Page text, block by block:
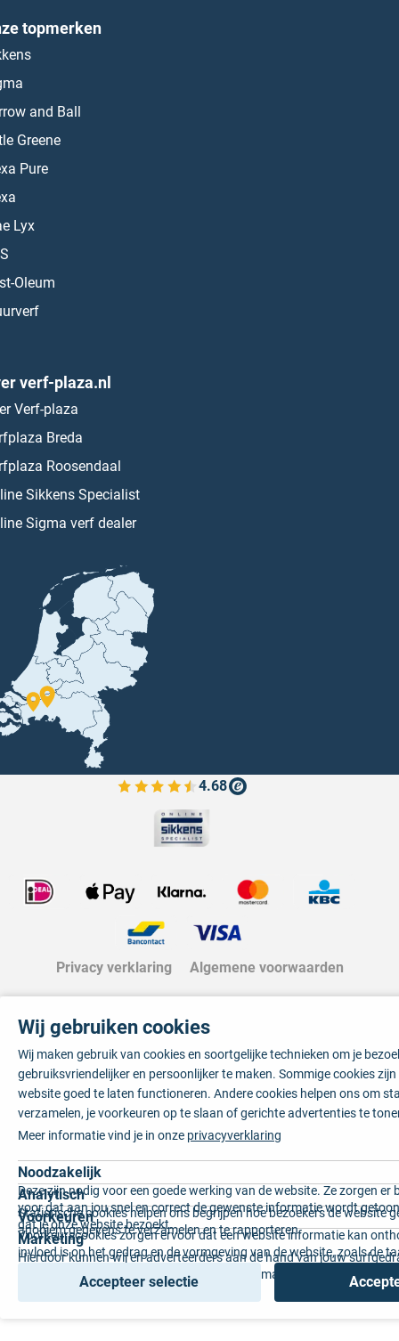
topmerken
and Ball
Greene
Pure
Lyx
Oleum
verf-plaza.nl
Verf-plaza
Breda
Roosendaal
Sikkens Specialist
Sigma verf dealer
4.68
Bekijk de verfplaza beoordelingen
Privacy verklaring Algemene voorwaarden
Wij gebruiken cookies
Wij maken gebruik van cookies en soortgelijke technieken om je
gebruiksvriendelijker en persoonlijker te maken. Sommige cookies
website goed te laten functioneren. Andere cookies helpen ons om
verzamelen, je voorkeuren op te slaan of gerichte advertenties te
Meer informatie vind je in onze privacyverklaring
Noodzakelijk
Deze zijn nodig voor een goede werking van de website. Ze zorgen er
voor dat aan jou snel en correct de gewenste informatie wordt
dat je onze website bezoekt.
Analytisch
Statistische cookies helpen ons begrijpen hoe bezoekers de website
anoniem gegevens te verzamelen en te rapporteren.
Voorkeuren
Voorkeurscookies zorgen ervoor dat een website informatie kan
invloed is op het gedrag en de vormgeving van de website, zoals de
voorkeur of de regio waar u woont.
Marketing
Hierdoor kunnen wij en adverteerders aan de hand van jouw
gepersonaliseerde online advertenties en op maat gemaakte content
Accepteer selectie